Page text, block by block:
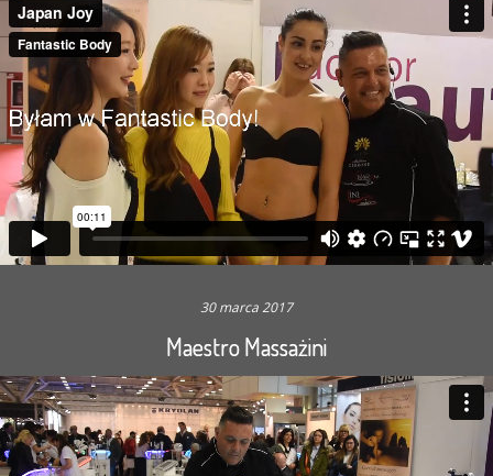
30 marca 2017
Maestro Massażini